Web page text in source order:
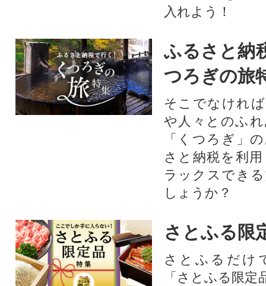
入れよう！
ふるさと納
つろぎの旅
そこでなけれ
や人々とのふ
「くつろぎ」
さと納税を利
ラックスでき
しょうか？
さとふる限
さとふるだけ
「さとふる限